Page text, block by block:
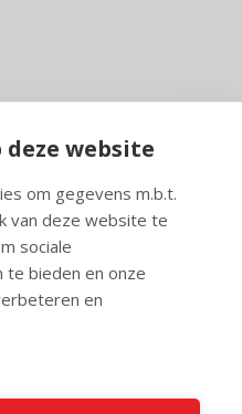
deze website
om gegevens m.b.t.
van deze website te
sociale
te bieden en onze
en